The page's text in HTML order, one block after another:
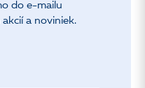
do e-mailu
a noviniek.